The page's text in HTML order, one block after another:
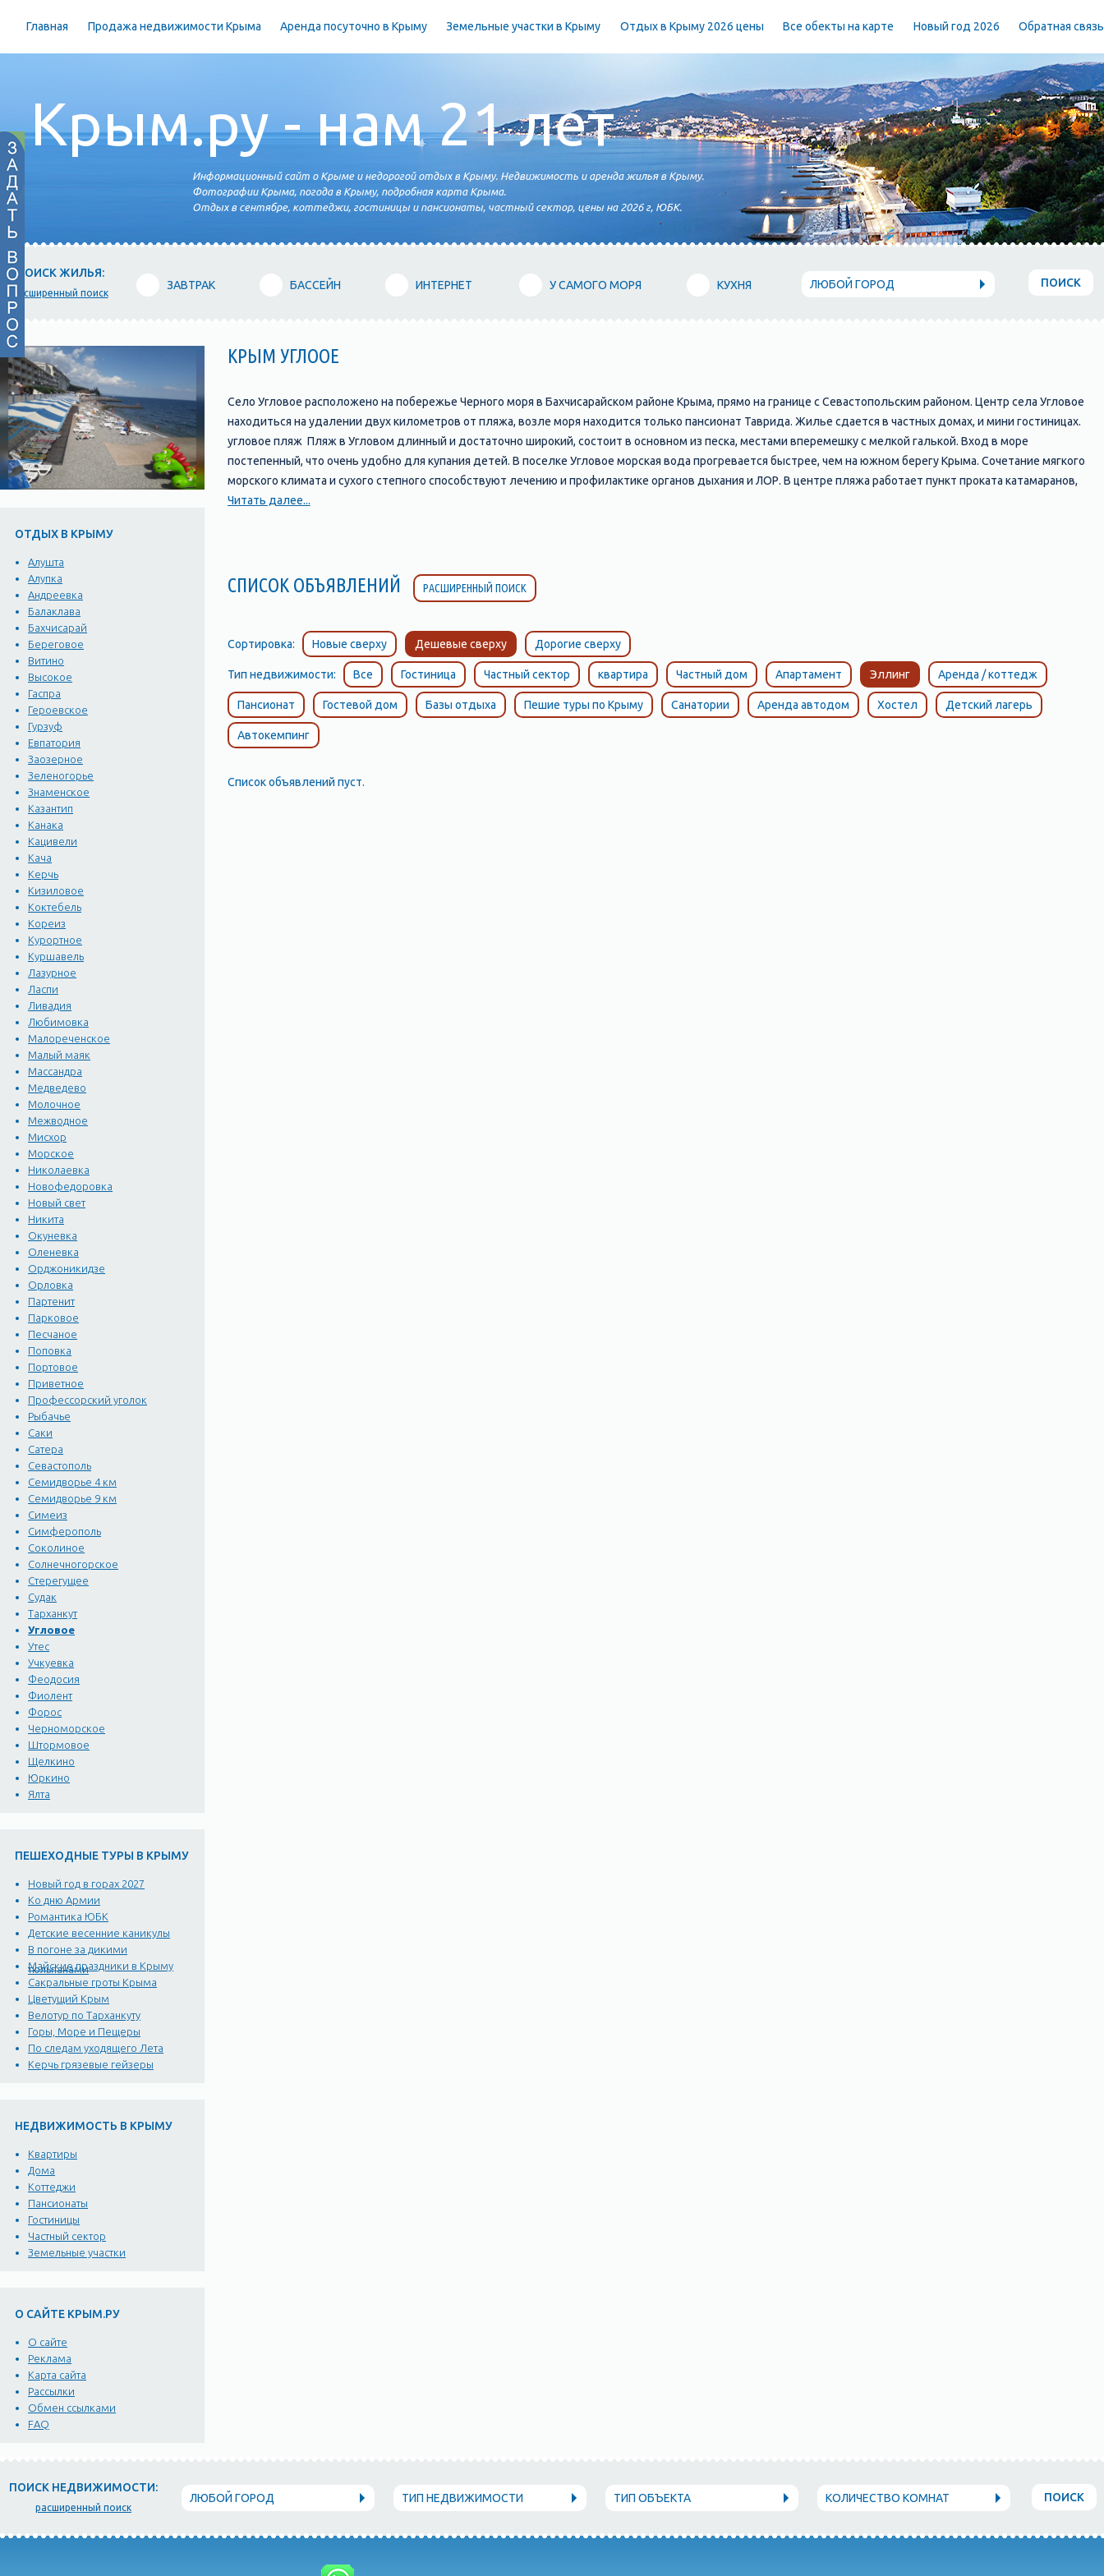
Главная Продажа недвижимости Крыма Аренда посуточно в Крыму Земельные участки в Крыму Отдых в Крыму 2026 цены Все обекты на карте Новый год 2026 Обратная связь
Крым.ру - нам 21 лет
Информационный сайт о Крыме и недорогой отдых в Крыму. Недвижимость и аренда жилья в Крыму.
Фотографии Крыма, погода в Крыму, подробная карта Крыма.
Отдых в сентябре, коттеджи, гостиницы и пансионаты, частный сектор, цены на 2026 г, ЮБК.
ПОИСК ЖИЛЬЯ:
расширенный поиск
ЗАВТРАК БАССЕЙН ИНТЕРНЕТ У САМОГО МОРЯ КУХНЯ ЛЮБОЙ ГОРОД ПОИСК
ОТДЫХ В КРЫМУ
Алушта
Алупка
Андреевка
Балаклава
Бахчисарай
Береговое
Витино
Высокое
Гаспра
Героевское
Гурзуф
Евпатория
Заозерное
Зеленогорье
Знаменское
Казантип
Канака
Кацивели
Кача
Керчь
Кизиловое
Коктебель
Кореиз
Курортное
Куршавель
Лазурное
Ласпи
Ливадия
Любимовка
Малореченское
Малый маяк
Массандра
Медведево
Молочное
Межводное
Мисхор
Морское
Николаевка
Новофедоровка
Новый свет
Никита
Окуневка
Оленевка
Орджоникидзе
Орловка
Партенит
Парковое
Песчаное
Поповка
Портовое
Приветное
Профессорский уголок
Рыбачье
Саки
Сатера
Севастополь
Семидворье 4 км
Семидворье 9 км
Симеиз
Симферополь
Соколиное
Солнечногорское
Стерегущее
Судак
Тарханкут
Угловое
Утес
Учкуевка
Феодосия
Фиолент
Форос
Черноморское
Штормовое
Щелкино
Юркино
Ялта
ПЕШЕХОДНЫЕ ТУРЫ В КРЫМУ
Новый год в горах 2027
Ко дню Армии
Романтика ЮБК
Детские весенние каникулы
В погоне за дикими
тюльпанами
Майские праздники в Крыму
Сакральные гроты Крыма
Цветущий Крым
Велотур по Тарханкуту
Горы, Море и Пещеры
По следам уходящего Лета
Керчь грязевые гейзеры
НЕДВИЖИМОСТЬ В КРЫМУ
Квартиры
Дома
Коттеджи
Пансионаты
Гостиницы
Частный сектор
Земельные участки
О САЙТЕ КРЫМ.РУ
О сайте
Реклама
Карта сайта
Рассылки
Обмен ссылками
FAQ
КРЫМ УГЛООЕ
Село Угловое расположено на побережье Черного моря в Бахчисарайском районе Крыма, прямо на границе с Севастопольским районом. Центр села Угловое
находиться на удалении двух километров от пляжа, возле моря находится только пансионат Таврида. Жилье сдается в частных домах, и мини гостиницах.
угловое пляж Пляж в Угловом длинный и достаточно широкий, состоит в основном из песка, местами вперемешку с мелкой галькой. Вход в море
постепенный, что очень удобно для купания детей. В поселке Угловое морская вода прогревается быстрее, чем на южном берегу Крыма. Сочетание мягкого
морского климата и сухого степного способствуют лечению и профилактике органов дыхания и ЛОР. В центре пляжа работает пункт проката катамаранов,
отсюда же организуют и катание на банане.
Читать далее...
СПИСОК ОБЪЯВЛЕНИЙ РАСШИРЕННЫЙ ПОИСК
Сортировка: Новые сверху Дешевые сверху Дорогие сверху
Тип недвижимости: Все Гостиница Частный сектор квартира Частный дом Апартамент Эллинг Аренда / коттедж
Пансионат Гостевой дом Базы отдыха Пешие туры по Крыму Санатории Аренда автодом Хостел Детский лагерь
Автокемпинг
Список объявлений пуст.
ПОИСК НЕДВИЖИМОСТИ:
расширенный поиск
ЛЮБОЙ ГОРОД ТИП НЕДВИЖИМОСТИ ТИП ОБЪЕКТА КОЛИЧЕСТВО КОМНАТ ПОИСК